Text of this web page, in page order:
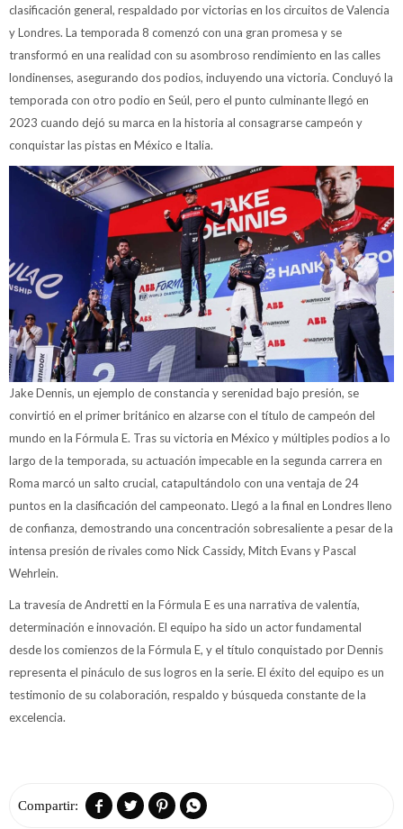
clasificación general, respaldado por victorias en los circuitos de Valencia
y Londres. La temporada 8 comenzó con una gran promesa y se
transformó en una realidad con su asombroso rendimiento en las calles
londinenses, asegurando dos podios, incluyendo una victoria. Concluyó la
temporada con otro podio en Seúl, pero el punto culminante llegó en
2023 cuando dejó su marca en la historia al consagrarse campeón y
conquistar las pistas en México e Italia.
Jake Dennis, un ejemplo de constancia y serenidad bajo presión, se
convirtió en el primer británico en alzarse con el título de campeón del
mundo en la Fórmula E. Tras su victoria en México y múltiples podios a lo
largo de la temporada, su actuación impecable en la segunda carrera en
Roma marcó un salto crucial, catapultándolo con una ventaja de 24
puntos en la clasificación del campeonato. Llegó a la final en Londres lleno
de confianza, demostrando una concentración sobresaliente a pesar de la
intensa presión de rivales como Nick Cassidy, Mitch Evans y Pascal
Wehrlein.
La travesía de Andretti en la Fórmula E es una narrativa de valentía,
determinación e innovación. El equipo ha sido un actor fundamental
desde los comienzos de la Fórmula E, y el título conquistado por Dennis
representa el pináculo de sus logros en la serie. El éxito del equipo es un
testimonio de su colaboración, respaldo y búsqueda constante de la
excelencia.
   